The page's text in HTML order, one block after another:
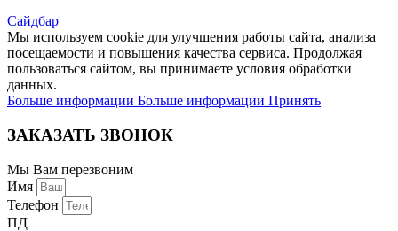
Сайдбар
Мы используем cookie для улучшения работы сайта, анализа
посещаемости и повышения качества сервиса. Продолжая
пользоваться сайтом, вы принимаете условия обработки
данных.
Больше информации Больше информации Принять
ЗАКАЗАТЬ ЗВОНОК
Мы Вам перезвоним
Имя
Телефон
ПД